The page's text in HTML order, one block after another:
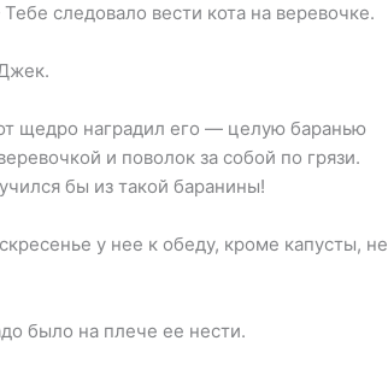
следовало вести кота на веревочке.
щедро наградил его — целую баранью
и поволок за собой по грязи.
бы из такой баранины!
у нее к обеду, кроме капусты, не
было на плече ее нести.